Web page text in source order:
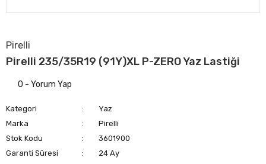
Pirelli
Pirelli 235/35R19 (91Y)XL P-ZERO Yaz Lastiği
0 - Yorum Yap
Kategori
Yaz
Marka
Pirelli
Stok Kodu
3601900
Garanti Süresi
24 Ay